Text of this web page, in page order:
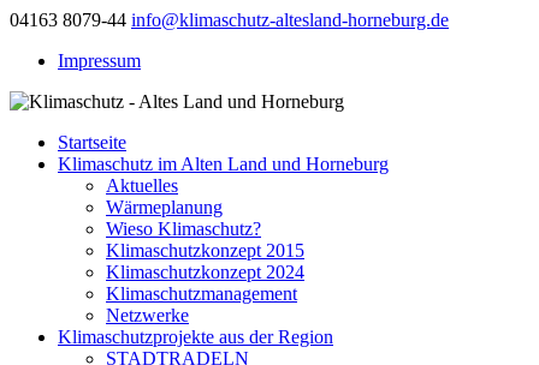
04163 8079-44 info@klimaschutz-altesland-horneburg.de
Impressum
Startseite
Klimaschutz im Alten Land und Horneburg
Aktuelles
Wärmeplanung
Wieso Klimaschutz?
Klimaschutzkonzept 2015
Klimaschutzkonzept 2024
Klimaschutzmanagement
Netzwerke
Klimaschutzprojekte aus der Region
STADTRADELN